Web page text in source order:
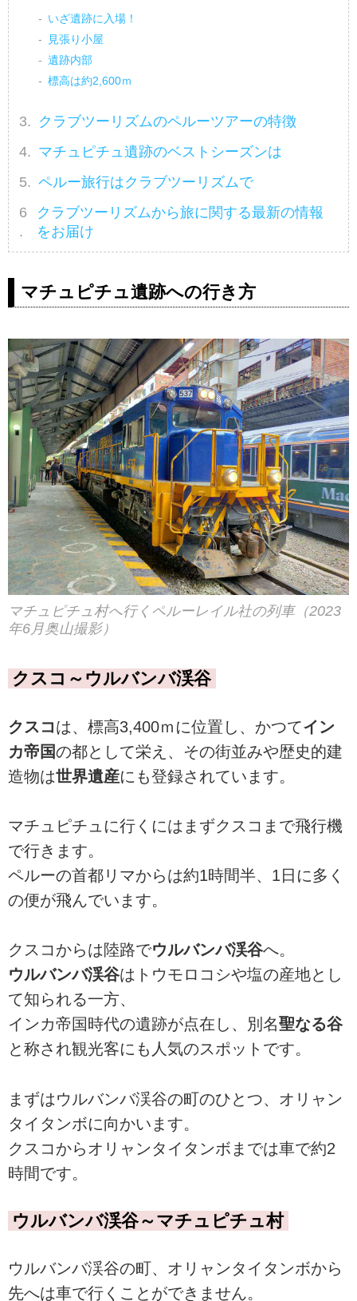
いざ遺跡に入場！
見張り小屋
遺跡内部
標高は約2,600ｍ
クラブツーリズムのペルーツアーの特徴
マチュピチュ遺跡のベストシーズンは
ペルー旅行はクラブツーリズムで
クラブツーリズムから旅に関する最新の情報
をお届け
マチュピチュ遺跡への行き方
マチュピチュ村へ行くペルーレイル社の列車（2023
年6月奥山撮影）
クスコ～ウルバンバ渓谷
クスコは、標高3,400ｍに位置し、かつてイン
カ帝国の都として栄え、その街並みや歴史的建
造物は世界遺産にも登録されています。
マチュピチュに行くにはまずクスコまで飛行機
で行きます。
ペルーの首都リマからは約1時間半、1日に多く
の便が飛んでいます。
クスコからは陸路でウルバンバ渓谷へ。
ウルバンバ渓谷はトウモロコシや塩の産地とし
て知られる一方、
インカ帝国時代の遺跡が点在し、別名聖なる谷
と称され観光客にも人気のスポットです。
まずはウルバンバ渓谷の町のひとつ、オリャン
タイタンボに向かいます。
クスコからオリャンタイタンボまでは車で約2
時間です。
ウルバンバ渓谷～マチュピチュ村
ウルバンバ渓谷の町、オリャンタイタンボから
先へは車で行くことができません。